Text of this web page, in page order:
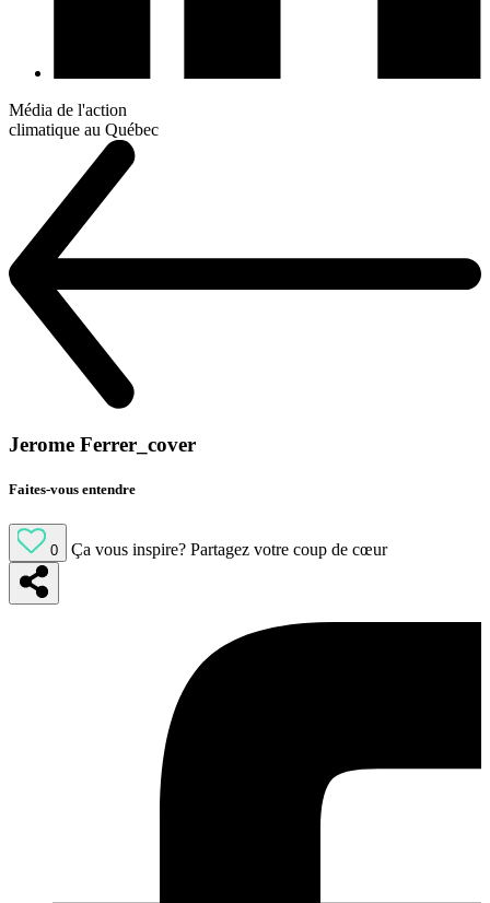
Média de l'action
climatique au Québec
Jerome Ferrer_cover
Faites-vous entendre
0 Ça vous inspire? Partagez votre coup de cœur